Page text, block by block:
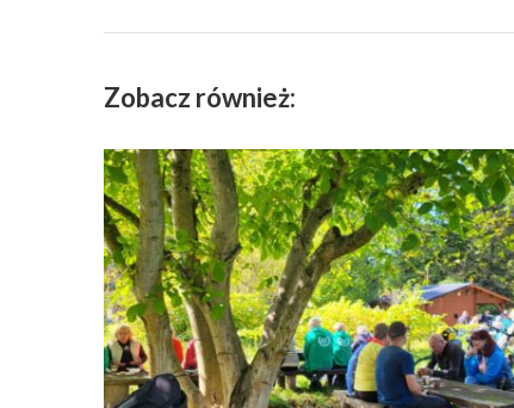
Zobacz również: